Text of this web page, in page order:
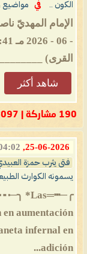
الكون ..
في مواضيع
القرى)
شاهد أكثر
190 مشاركة | 198097 مشاهدة
25-06-2026,
PM
فتى يثرب حمزة
يسمونه الكوارث
*Las
aumentación
infernal en
adición...